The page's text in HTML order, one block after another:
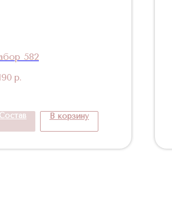
582
р.
Состав В корзину